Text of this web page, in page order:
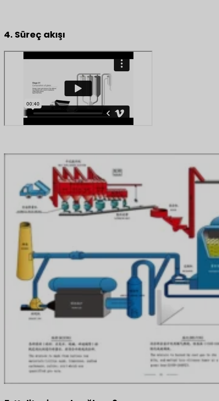
4. Süreç akışı